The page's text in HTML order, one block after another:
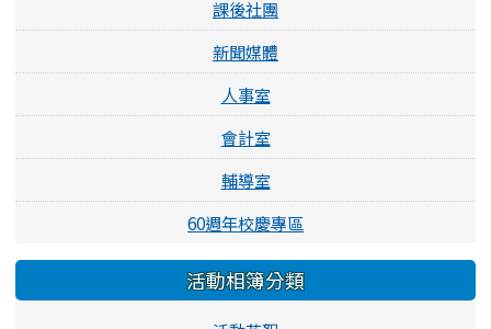
課後社團
新聞媒體
人事室
會計室
輔導室
60週年校慶專區
活動相簿分類